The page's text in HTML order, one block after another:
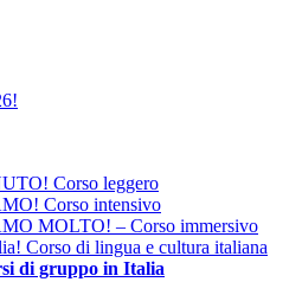
Corso leggero
Corso intensivo
MOLTO! – Corso immersivo
Corso di lingua e cultura italiana
di gruppo in Italia